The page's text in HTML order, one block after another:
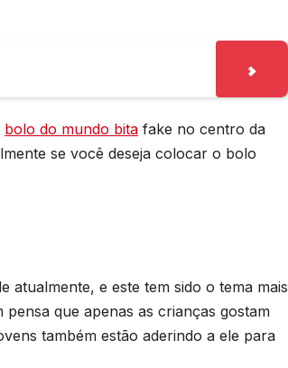
bolo do mundo bita fake no centro da
se você deseja colocar o bolo
atualmente, e este tem sido o tema mais
que apenas as crianças gostam
também estão aderindo a ele para